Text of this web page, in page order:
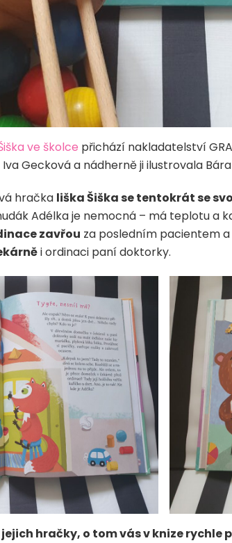
ve školce přichází nakladatelství
Gecková a nádherně ji ilustrovala
hračka liška Šiška se tentokrát se
Adélka je nemocná – má teplotu a
zavřou za posledním pacientem
i ordinaci paní doktorky.
hračky, o tom vás v knize rychle